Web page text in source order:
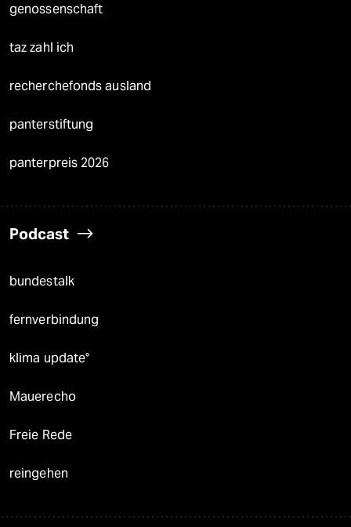
genossenschaft
taz zahl ich
recherchefonds ausland
panterstiftung
panterpreis 2026
Podcast
bundestalk
fernverbindung
klima update°
Mauerecho
Freie Rede
reingehen